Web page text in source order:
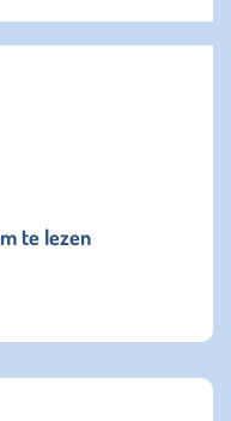
te lezen